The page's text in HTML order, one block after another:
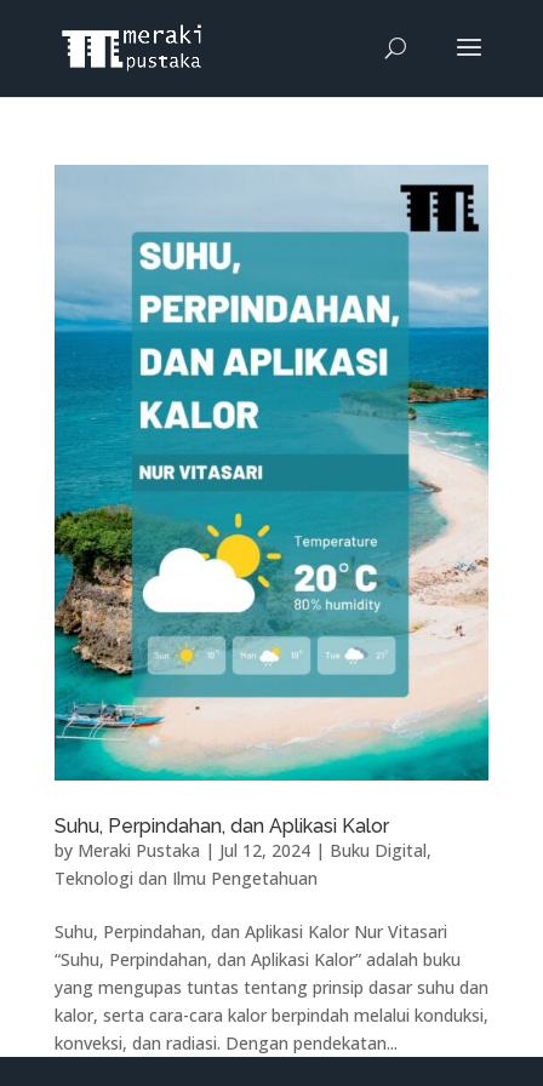
Suhu, Perpindahan, dan Aplikasi Kalor
by Meraki Pustaka | Jul 12, 2024| Buku Digital,
Teknologi dan Ilmu Pengetahuan
Suhu, Perpindahan, dan Aplikasi Kalor Nur Vitasari
“Suhu, Perpindahan, dan Aplikasi Kalor” adalah buku
yang mengupas tuntas tentang prinsip dasar suhu dan
kalor, serta cara-cara kalor berpindah melalui konduksi,
konveksi, dan radiasi. Dengan pendekatan...